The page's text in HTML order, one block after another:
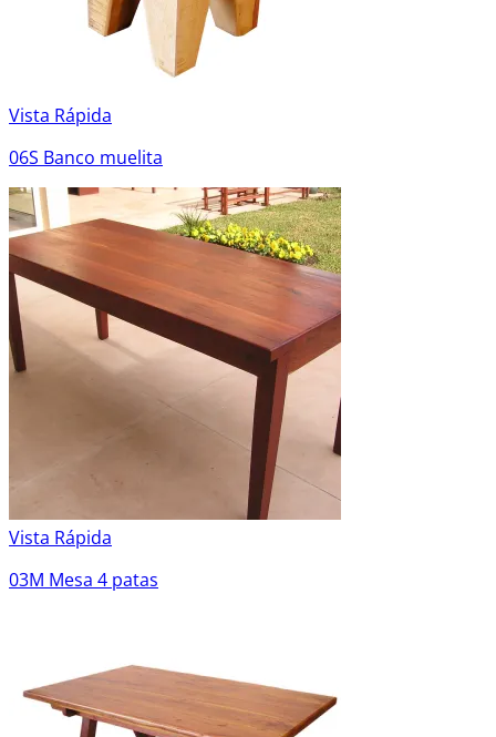
Vista Rápida
06S Banco muelita
Vista Rápida
03M Mesa 4 patas